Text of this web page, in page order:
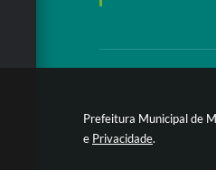
Prefeitura Municipal de
e Privacidade.